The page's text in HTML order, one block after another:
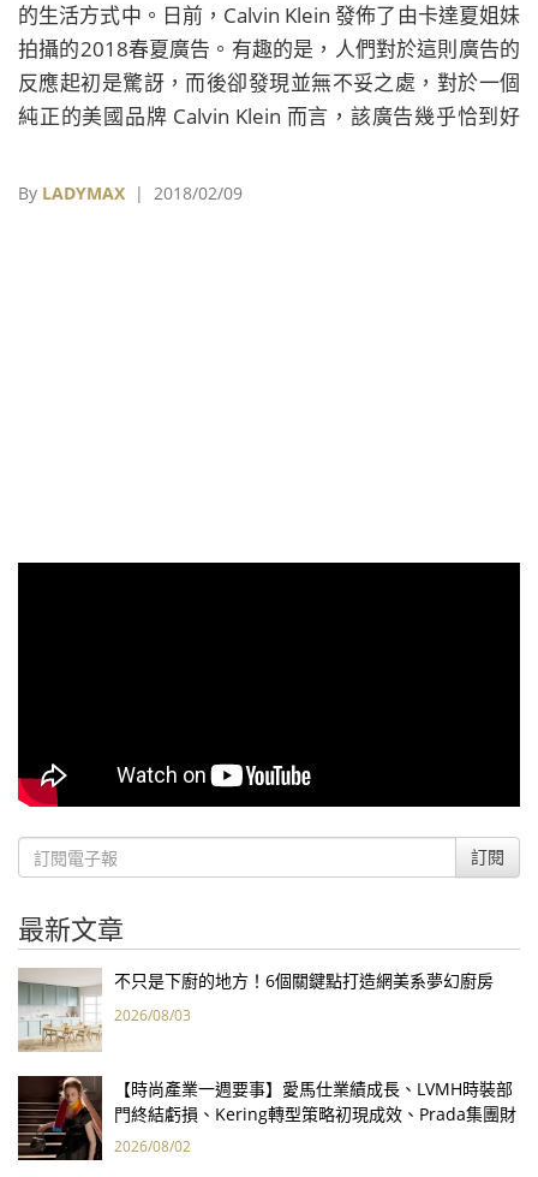
的生活方式中。日前，Calvin Klein 發佈了由卡達夏姐妹
拍攝的2018春夏廣告。有趣的是，人們對於這則廣告的
反應起初是驚訝，而後卻發現並無不妥之處，對於一個
純正的美國品牌 Calvin Klein 而言，該廣告幾乎恰到好
By LADYMAX | 2018/02/09
訂閱
最新文章
不只是下廚的地方！6個關鍵點打造網美系夢幻廚房
2026/08/03
【時尚產業一週要事】愛馬仕業績成長、LVMH時裝部
門終結虧損、Kering轉型策略初現成效、Prada集團財
報亮眼
2026/08/02